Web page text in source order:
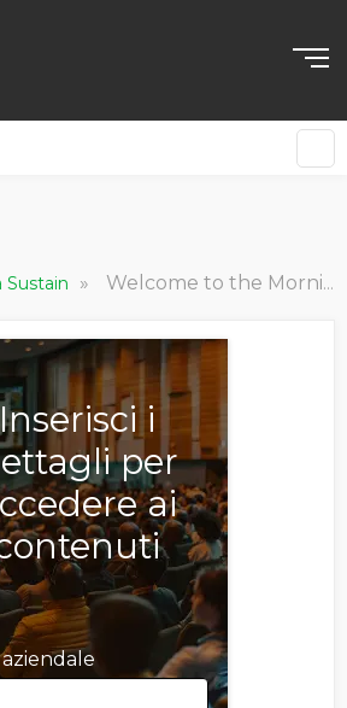
Sustain » Welcome to the Morning of Day 2, Sustain 2024
Inserisci i
per
ai